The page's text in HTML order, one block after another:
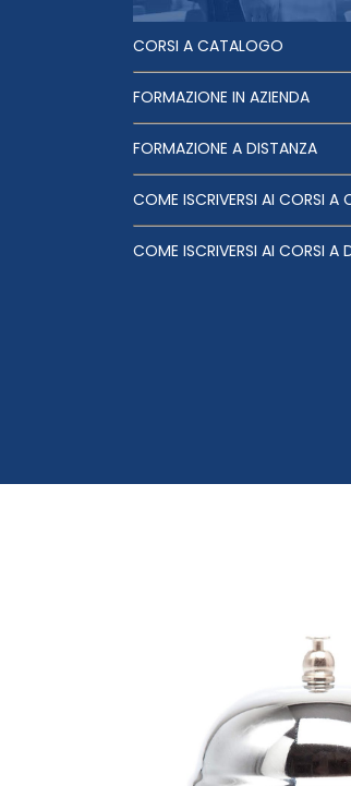
CORSI A CATALOGO
FORMAZIONE IN AZIENDA
FORMAZIONE A DISTANZA
COME ISCRIVERSI AI CORSI A
COME ISCRIVERSI AI CORSI A